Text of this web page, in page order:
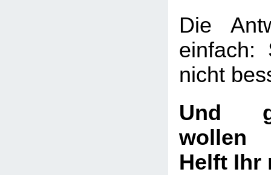
Die
einfach:
nicht
Und
wollen
Helft Ihr